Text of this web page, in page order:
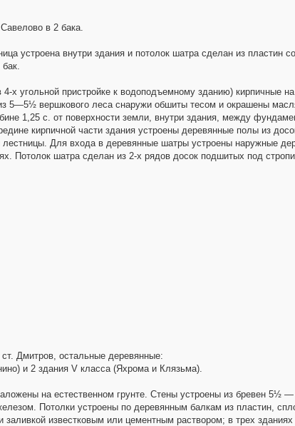
в 2 бака.
устроена внутри здания и потолок шатра сделан из пластин
х угольной пристройке к водоподъемному зданию) кирпичные
вершкового леса снаружи обшиты тесом и окрашены
1,25 с. от поверхности земли, внутри здания, между
кирпичной части здания устроены деревянные полы из
Для входа в деревянные шатры устроены наружные
Потолок шатра сделан из 2-х рядов досок подшитых под
Дмитров, остальные деревянные:
и 2 здания V класса (Яхрома и Клязьма).
на естественном грунте. Стены устроены из бревен 5½
Потолки устроены по деревянным балкам из пластин,
известковым или цементным раствором; в трех зданиях